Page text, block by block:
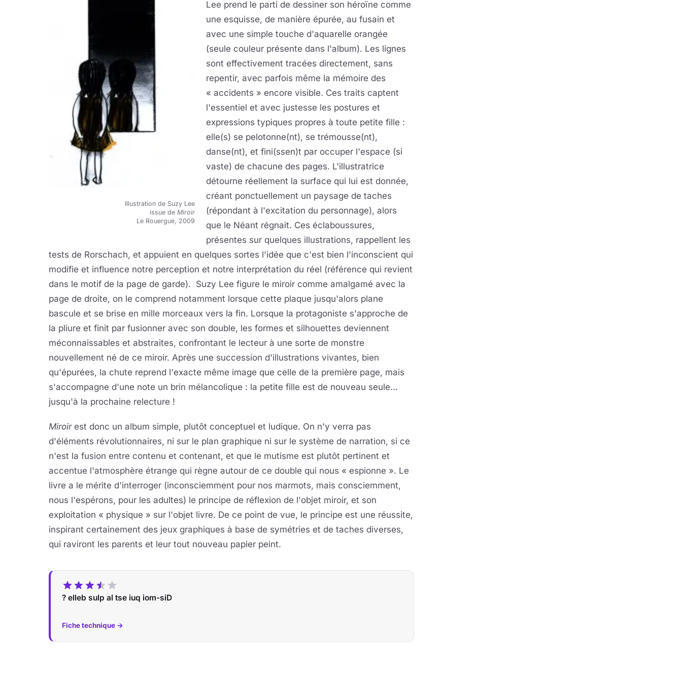
Illustration de Suzy Lee
issue de Miroir
Le Rouergue, 2009
Lee prend le parti de dessiner son héroïne comme
une esquisse, de manière épurée, au fusain et
avec une simple touche d'aquarelle orangée
(seule couleur présente dans l'album). Les lignes
sont effectivement tracées directement, sans
repentir, avec parfois même la mémoire des
« accidents » encore visible. Ces traits captent
l'essentiel et avec justesse les postures et
expressions typiques propres à toute petite fille :
elle(s) se pelotonne(nt), se trémousse(nt),
danse(nt), et fini(ssen)t par occuper l'espace (si
vaste) de chacune des pages. L'illustratrice
détourne réellement la surface qui lui est donnée,
créant ponctuellement un paysage de taches
(répondant à l'excitation du personnage), alors
que le Néant régnait. Ces éclaboussures,
présentes sur quelques illustrations, rappellent les
tests de Rorschach, et appuient en quelques sortes l'idée que c'est bien l'inconscient qui
modifie et influence notre perception et notre interprétation du réel (référence qui revient
dans le motif de la page de garde). Suzy Lee figure le miroir comme amalgamé avec la
page de droite, on le comprend notamment lorsque cette plaque jusqu'alors plane
bascule et se brise en mille morceaux vers la fin. Lorsque la protagoniste s'approche de
la pliure et finit par fusionner avec son double, les formes et silhouettes deviennent
méconnaissables et abstraites, confrontant le lecteur à une sorte de monstre
nouvellement né de ce miroir. Après une succession d'illustrations vivantes, bien
qu'épurées, la chute reprend l'exacte même image que celle de la première page, mais
s'accompagne d'une note un brin mélancolique : la petite fille est de nouveau seule...
jusqu'à la prochaine relecture !
Miroirest donc un album simple, plutôt conceptuel et ludique. On n'y verra pas
d'éléments révolutionnaires, ni sur le plan graphique ni sur le système de narration, si ce
n'est la fusion entre contenu et contenant, et que le mutisme est plutôt pertinent et
accentue l'atmosphère étrange qui règne autour de ce double qui nous « espionne ». Le
livre a le mérite d'interroger (inconsciemment pour nos marmots, mais consciemment,
nous l'espérons, pour les adultes) le principe de réflexion de l'objet miroir, et son
exploitation « physique » sur l'objet livre. De ce point de vue, le principe est une réussite,
inspirant certainement des jeux graphiques à base de symétries et de taches diverses,
qui raviront les parents et leur tout nouveau papier peint.
? elleb sulp al tse iuq iom-siD
Fiche technique →